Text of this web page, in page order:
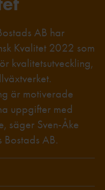
AB har
Kvalitet 2022 som
kvalitetsutveckling,
är motiverade
uppgifter med
säger Sven-Åke
Bostads AB.